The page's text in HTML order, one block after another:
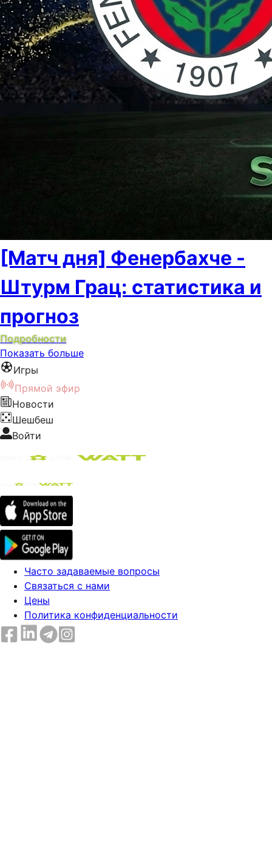
[Матч дня] Фенербахче -
Штурм Грац: статистика и
прогноз
Подробности
Показать больше
Игры
Прямой эфир
Новости
Шешбеш
Войти
Часто задаваемые вопросы
Связаться с нами
Цены
Политика конфиденциальности